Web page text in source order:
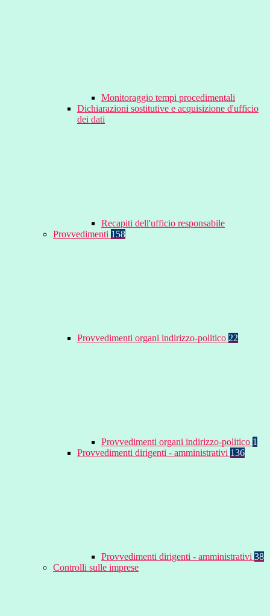
Monitoraggio tempi procedimentali
Dichiarazioni sostitutive e acquisizione d'ufficio
dei dati
Recapiti dell'ufficio responsabile
Provvedimenti 158
Provvedimenti organi indirizzo-politico 22
Provvedimenti organi indirizzo-politico 1
Provvedimenti dirigenti - amministrativi 136
Provvedimenti dirigenti - amministrativi 38
Controlli sulle imprese